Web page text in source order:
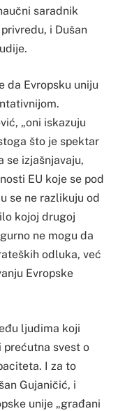
saradnik
i Dušan
da Evropsku uniju
„oni iskazuju
što je spektar
se izjašnjavaju,
EU koje se pod
se ne razlikuju od
kojoj drugoj
ne mogu da
odluka, već
Evropske
ljudima koji
prećutna svest o
I za to
Gujaničić, i
unije „građani